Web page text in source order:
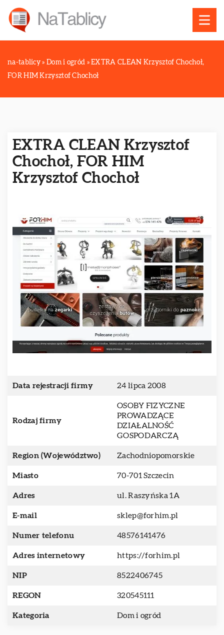
na-tablicy » Dom i ogród »EXTRA CLEAN Krzysztof Chochoł,
FOR HIM Krzysztof Chochoł
EXTRA CLEAN Krzysztof
Chochoł, FOR HIM
Krzysztof Chochoł
Data rejestracji firmy 24 lipca 2008
Rodzaj firmy
OSOBY FIZYCZNE
PROWADZĄCE
DZIAŁALNOŚĆ
GOSPODARCZĄ
Region (Województwo) Zachodniopomorskie
Miasto 70-701 Szczecin
Adres ul. Raszyńska 1A
E-mail sklep@forhim.pl
Numer telefonu 48576141476
Adres internetowy https://forhim.pl
NIP 8522406745
REGON 320545111
Kategoria Dom i ogród